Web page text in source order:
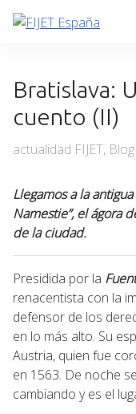
Skip
Bratislava:
cuento (II)
Categories
actualidad FIJET, Blog
Llegamos a la
Namestie”, el ágora
de la ciudad.
Presidida por la
renacentista con la
defensor de los
en lo más alto. Su
Austria, quien fue
en 1563. De noche
cambiando y es el